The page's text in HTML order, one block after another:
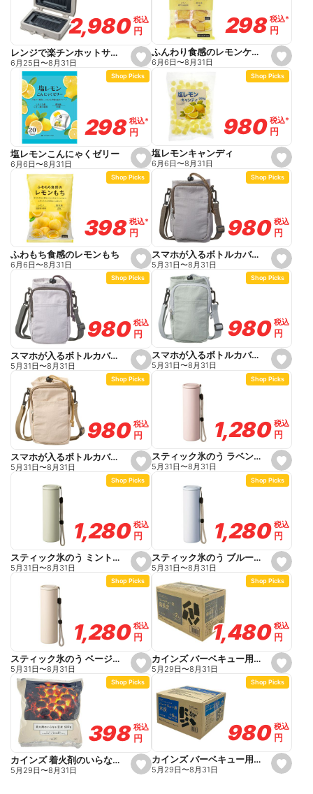
o
r
i
e
o
r
e
s
e
t
o
r
e
2,980
2,980税込
税込
円
円
レンジで楽チンホットサンドメーカー
6月25日〜8月31日
s
e
t
o
r
e
298
298 税込*
税込*
円
円
ふんわり食感のレモンケーキ
6月6日〜8月31日
s
e
t
o
r
e
Shop Picks
298
298税込*
税込*
円
円
塩レモンこんにゃくゼリー
6月6日〜8月31日
s
e
t
o
r
i
e
Shop Picks
980
980 税込*
税込*
円
円
塩レモンキャンディ
6月6日〜8月31日
s
e
t
o
r
i
e
Shop Picks
398
398税込*
税込*
円
円
ふわもち食感のレモンもち
6月6日〜8月31日
s
e
t
o
r
i
e
Shop Picks
980
980 税込
税込
円
円
スマホが入るボトルカバー モカ 幅14.5cm 高さ21.5cm
5月31日〜8月31日
s
e
t
o
r
i
e
Shop Picks
980
980税込
税込
円
円
スマホが入るボトルカバー ライトグレー 幅14.5cm 高さ21.5cm
5月31日〜8月31日
s
e
t
o
r
i
e
Shop Picks
980
980 税込
税込
円
円
スマホが入るボトルカバー ミントグリーン 幅14.5cm 高さ21.5cm
5月31日〜8月31日
s
e
t
o
r
i
e
Shop Picks
980
980税込
税込
円
円
スマホが入るボトルカバー ライトベージュ 幅14.5cm 高さ21.5cm
5月31日〜8月31日
s
e
t
o
r
i
e
Shop Picks
1,280
1,280 税込
税込
円
円
スティック氷のう ラベンダー 140ml
5月31日〜8月31日
s
e
t
o
r
i
e
Shop Picks
1,280
1,280税込
税込
円
円
スティック氷のう ミント 140ml
5月31日〜8月31日
s
e
t
o
r
i
e
Shop Picks
1,280
1,280 税込
税込
円
円
スティック氷のう ブルー 140ml
5月31日〜8月31日
s
e
t
o
r
i
e
Shop Picks
1,280
1,280税込
税込
円
円
スティック氷のう ベージュ 140ml
5月31日〜8月31日
s
e
t
o
r
i
e
Shop Picks
1,480
1,480 税込
税込
円
円
カインズ バーベキュー用備長炭 3~4人用 2kg
5月29日〜8月31日
s
e
Shop Picks
398
398税込
税込
円
円
カインズ 着火剤のいらない 豆炭 屋外専用 500g
5月29日〜8月31日
s
e
Shop Picks
980
980 税込
税込
円
円
カインズ バーベキュー用木炭 6kg 6~8人用
5月29日〜8月31日